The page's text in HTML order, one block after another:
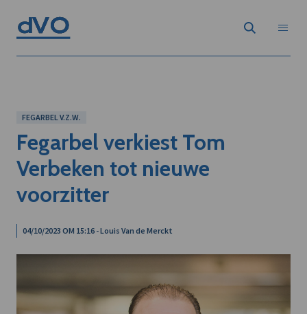
FEGARBEL V.Z.W.
Fegarbel verkiest Tom
Verbeken tot nieuwe
voorzitter
04/10/2023 OM 15:16 - Louis Van de Merckt